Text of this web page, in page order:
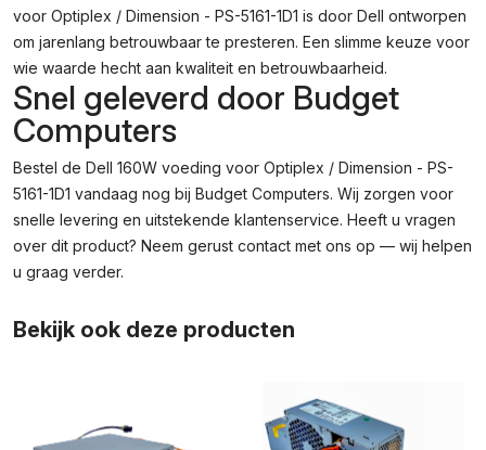
voor Optiplex / Dimension - PS-5161-1D1 is door Dell ontworpen
om jarenlang betrouwbaar te presteren. Een slimme keuze voor
wie waarde hecht aan kwaliteit en betrouwbaarheid.
Snel geleverd door Budget
Computers
Bestel de Dell 160W voeding voor Optiplex / Dimension - PS-
5161-1D1 vandaag nog bij Budget Computers. Wij zorgen voor
snelle levering en uitstekende klantenservice. Heeft u vragen
over dit product? Neem gerust contact met ons op — wij helpen
u graag verder.
Bekijk ook deze producten